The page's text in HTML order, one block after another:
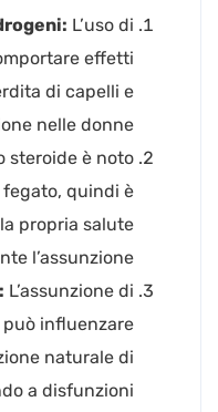
L’uso di
effetti
di capelli e
nelle donne.
steroide è noto
fegato, quindi è
propria salute
l’assunzione.
L’assunzione di
influenzare
naturale di
a disfunzioni